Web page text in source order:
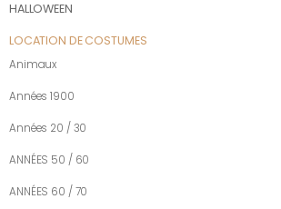
HALLOWEEN
LOCATION DE COSTUMES
Animaux
Années 1900
Années 20 / 30
ANNÉES 50 / 60
ANNÉES 60 / 70